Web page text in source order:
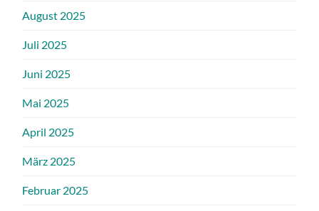
August 2025
Juli 2025
Juni 2025
Mai 2025
April 2025
März 2025
Februar 2025